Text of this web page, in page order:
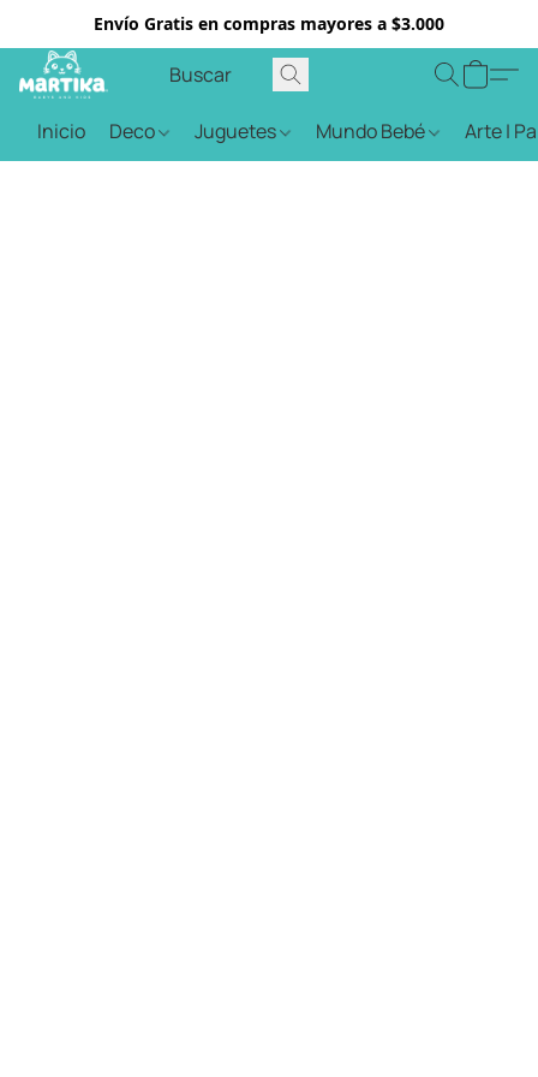
Envío Gratis en compras mayores a $3.000
Inicio Deco Juguetes Mundo Bebé Arte |